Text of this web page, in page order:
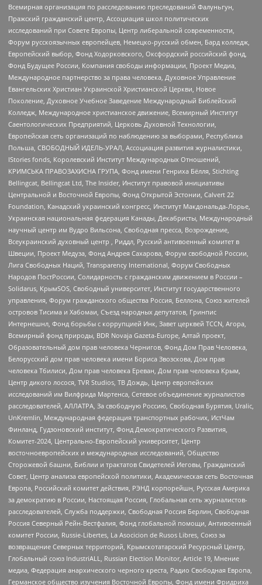
Всемирная организация по расследованию преследований Фалуньгун,
Пражский гражданский центр, Ассоциация школ политических
исследований при Совете Европы, Центр либеральной современности,
Форум русскоязычных европейцев, Немецко-русский обмен, Бард колледж,
Европейский выбор, Фонд Ходорковского, Оксфордский российский фонд,
Фонд Будущее России, Компания свободы информации, Проект Медиа,
Международное партнерство за права человека, Духовное Управление
Евангельских Христиан Украинской Христианской Церкви, Новое
Поколение, Духовное Учебное Заведение Международный Библейский
Колледж, Международное христианское движение, Всемирный Институт
Саентологических Предприятий, Церковь Духовной Технологии,
Европейская сеть организаций по наблюдению за выборами, Республика
Польша, СВОБОДНЫЙ ИДЕЛЬ-УРАЛ, Ассоциация развития журналистики,
IStories fonds, Королевский Институт Международных Отношений,
КРИМСЬКА ПРАВОЗАХИСНА ГРУПА, Фонд имени Генриха Бёлля, Stichting
Bellingcat, Bellingcat Ltd, The Insider, Институт правовой инициативы
Центральной и Восточной Европы, Фонд Открытой Эстонии, Calvert 22
Foundation, Канадский украинский конгресс, Институт Макдональда-Лорье,
Украинская национальная федерация Канады, Декабристы, Международный
научный центр им Вудро Вильсона, Свободная пресса, Возрождение,
Всеукраинский духовный центр , Риддл, Русский антивоенный комитет в
Швеции, Проект Медуза, Фонд Андрея Сахарова, Форум свободной России,
Лига Свободных Наций, Transparеncy International, Форум Свободных
Народов ПостРоссии, Солидарность с гражданским движением в России –
Solidarus, КрымSOS, Свободный университет, Институт государственного
управления, Форум гражданского общества Россия, Беллона, Союз жителей
островов Тисима и Хабомаи, Съезд народных депутатов, Гринпис
Интернешнл, Фонд борьбы с коррупцией Инк, Завет церквей TCCN, Агора,
Всемирный фонд природы, BDR Novaja Gazeta-Europe, Алтай проект,
Образовательный дом прав человека Чернигов, Фонд Дом Прав Человека,
Белорусский дом прав человека имени Бориса Звозскова, Дом прав
человека Тбилиси, Дом прав человека Ереван, Дом прав человека Крым,
Центр дикого лосося, TVR Studios, ТВ Дождь, Центр европейских
исследований им Вилфрида Мартенса, Сетевое объединение журналистов
расследователей, АЛЛАТРА, За свободную Россию, Свободная Бурятия, Uralic,
UnKremlin, Международная федерация транспортных рабочих, ИстЧам
Финланд, Гудзоновский институт, Фонд Демократического Развития,
Комитет-2024, Центрально-Европейский университет, Центр
восточноевропейских и международных исследований, Общество
Сторожевой башни, Библии и трактатов Свидетелей Иеговы, Гражданский
Совет, Центр анализа европейской политики, Академическая сеть Восточная
Европа, Российский комитет действия, РЭНД корпорейшн, Русская Америка
за демократию в России, Настоящая Россия, Глобальная сеть журналистов-
расследователей, Служба поддержки, Свободная Россия Берлин, Свободная
Россия Северный Рейн-Вестфалия, Фонд глобальной помощи, Антивоенный
комитет России, Russie-Libertes, La Asocicion de Rusos Libres, Союз за
возвращение Северных территорий, Крымскотатарский Ресурсный Центр,
Глобальный союз IndustriALL, Russian Election Monitor, Article 19, Мнение
медиа, Федерация анархического черного креста, Радио Свободная Европа,
Германское общество изучения Восточной Европы, Фонд имени Фридриха